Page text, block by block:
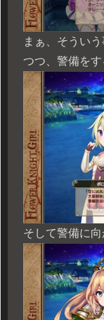
まぁ、そうい
つつ、警備をす
そして警備に